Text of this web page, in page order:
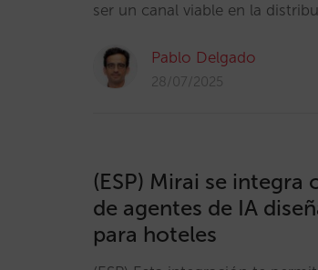
ser un canal viable en la
Pablo Delgado
28/07/2025
(ESP) Mirai se
de agentes de IA
para hoteles